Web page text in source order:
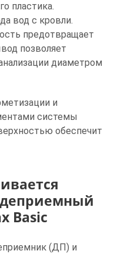
пластика.
вод с кровли.
предотвращает
позволяет
диаметром
и
системы
обеспечит
Basic
(ДП) и